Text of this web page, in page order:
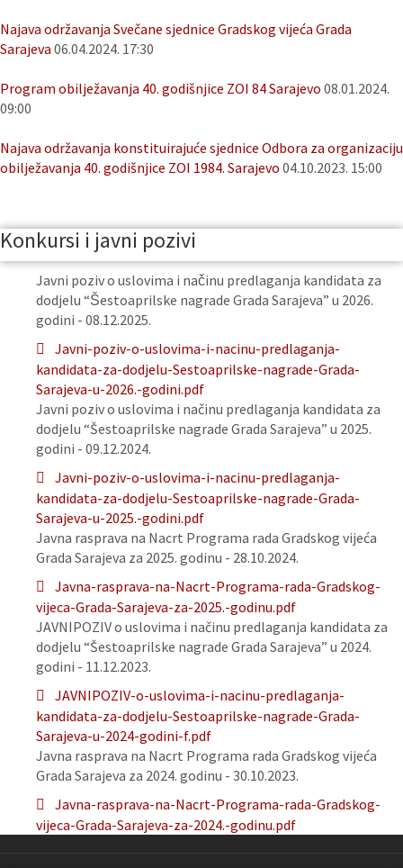
Najava održavanja Svečane sjednice Gradskog vijeća Grada
Sarajeva 06.04.2024. 17:30
Program obilježavanja 40. godišnjice ZOI 84 Sarajevo 08.01.2024.
09:00
Najava održavanja konstituirajuće sjednice Odbora za organizaciju
obilježavanja 40. godišnjice ZOI 1984. Sarajevo 04.10.2023. 15:00
Konkursi i javni pozivi
Javni poziv o uslovima i načinu predlaganja kandidata za
dodjelu “Šestoaprilske nagrade Grada Sarajeva” u 2026.
godini - 08.12.2025.
Javni-poziv-o-uslovima-i-nacinu-predlaganja-
kandidata-za-dodjelu-Sestoaprilske-nagrade-Grada-
Sarajeva-u-2026.-godini.pdf
Javni poziv o uslovima i načinu predlaganja kandidata za
dodjelu “Šestoaprilske nagrade Grada Sarajeva” u 2025.
godini - 09.12.2024.
Javni-poziv-o-uslovima-i-nacinu-predlaganja-
kandidata-za-dodjelu-Sestoaprilske-nagrade-Grada-
Sarajeva-u-2025.-godini.pdf
Javna rasprava na Nacrt Programa rada Gradskog vijeća
Grada Sarajeva za 2025. godinu - 28.10.2024.
Javna-rasprava-na-Nacrt-Programa-rada-Gradskog-
vijeca-Grada-Sarajeva-za-2025.-godinu.pdf
JAVNIPOZIV o uslovima i načinu predlaganja kandidata za
dodjelu “Šestoaprilske nagrade Grada Sarajeva” u 2024.
godini - 11.12.2023.
JAVNIPOZIV-o-uslovima-i-nacinu-predlaganja-
kandidata-za-dodjelu-Sestoaprilske-nagrade-Grada-
Sarajeva-u-2024-godini-f.pdf
Javna rasprava na Nacrt Programa rada Gradskog vijeća
Grada Sarajeva za 2024. godinu - 30.10.2023.
Javna-rasprava-na-Nacrt-Programa-rada-Gradskog-
vijeca-Grada-Sarajeva-za-2024.-godinu.pdf